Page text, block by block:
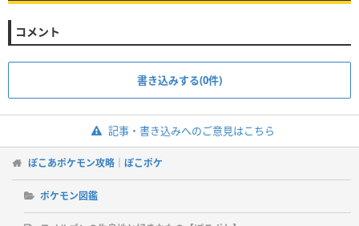
コメント
書き込みする(0件)
記事・書き込みへのご意見はこちら
ぽこあポケモン攻略｜ぽこポケ
ポケモン図鑑